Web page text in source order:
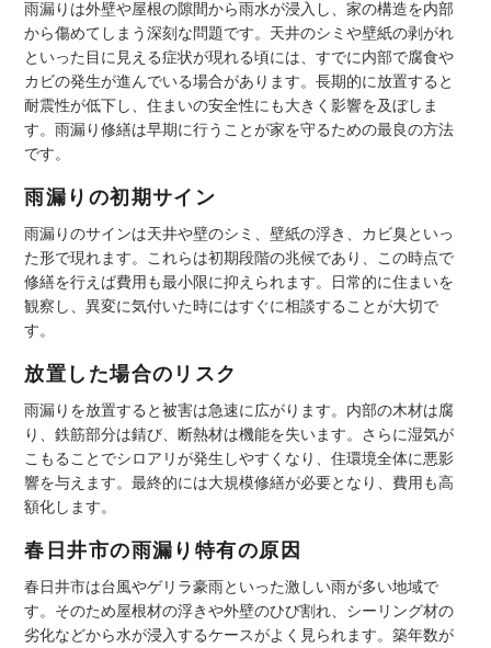
雨漏りは外壁や屋根の隙間から雨水が浸入し、家の構造を内部
から傷めてしまう深刻な問題です。天井のシミや壁紙の剥がれ
といった目に見える症状が現れる頃には、すでに内部で腐食や
カビの発生が進んでいる場合があります。長期的に放置すると
耐震性が低下し、住まいの安全性にも大きく影響を及ぼしま
す。雨漏り修繕は早期に行うことが家を守るための最良の方法
です。
雨漏りの初期サイン
雨漏りのサインは天井や壁のシミ、壁紙の浮き、カビ臭といっ
た形で現れます。これらは初期段階の兆候であり、この時点で
修繕を行えば費用も最小限に抑えられます。日常的に住まいを
観察し、異変に気付いた時にはすぐに相談することが大切で
す。
放置した場合のリスク
雨漏りを放置すると被害は急速に広がります。内部の木材は腐
り、鉄筋部分は錆び、断熱材は機能を失います。さらに湿気が
こもることでシロアリが発生しやすくなり、住環境全体に悪影
響を与えます。最終的には大規模修繕が必要となり、費用も高
額化します。
春日井市の雨漏り特有の原因
春日井市は台風やゲリラ豪雨といった激しい雨が多い地域で
す。そのため屋根材の浮きや外壁のひび割れ、シーリング材の
劣化などから水が浸入するケースがよく見られます。築年数が